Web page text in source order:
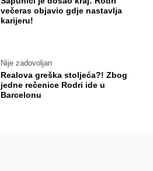
večeras objavio gdje nastavlja
karijeru!
Nije zadovoljan
Realova greška stoljeća?! Zbog
jedne rečenice Rodri ide u
Barcelonu